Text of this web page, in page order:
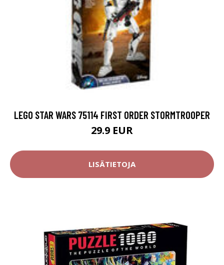
LEGO STAR WARS 75114 FIRST ORDER STORMTROOPER
29.9 EUR
LISÄTIETOJA